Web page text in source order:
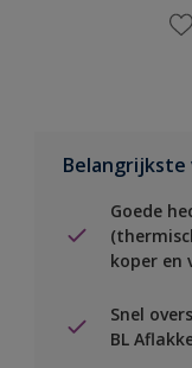
Belangrijkste
Goede
koper en
Snel
BL